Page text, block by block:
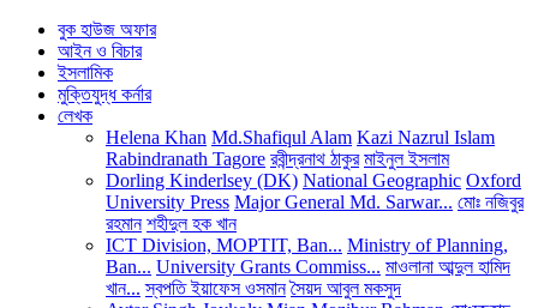
বুক হাউজ অফার
আইন ও বিচার
ইসলামিক
মুক্তিযুদ্ধ কর্নার
লেখক
Helena Khan Md.Shafiqul Alam Kazi Nazrul Islam
Rabindranath Tagore রবীন্দ্রনাথ ঠাকুর মাইনুল ইসলাম
Dorling Kinderlsey (DK) National Geographic Oxford
University Press Major General Md. Sarwar... মোঃ নজিবুর
রহমান শহীদুল হক খান
ICT Division, MOPTIT, Ban... Ministry of Planning,
Ban... University Grants Commiss... মাওলানা আব্দুল হামিদ
খান... স্বপতি ইয়াফেস ওসমান সৈয়দ আবুল মকসুদ